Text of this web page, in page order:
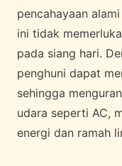
pencahayaan
ini tidak
pada siang hari.
penghuni dapat
sehingga
udara seperti AC,
energi dan ramah